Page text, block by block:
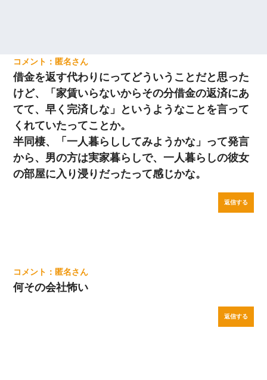
匿名
借金を返す代わりにってどういうことだと思った
けど、「家賃いらないからその分借金の返済にあ
てて、早く完済しな」というようなことを言って
くれていたってことか。
半同棲、「一人暮らししてみようかな」って発言
から、男の方は実家暮らしで、一人暮らしの彼女
の部屋に入り浸りだったって感じかな。
返信する
匿名
何その会社怖い
返信する